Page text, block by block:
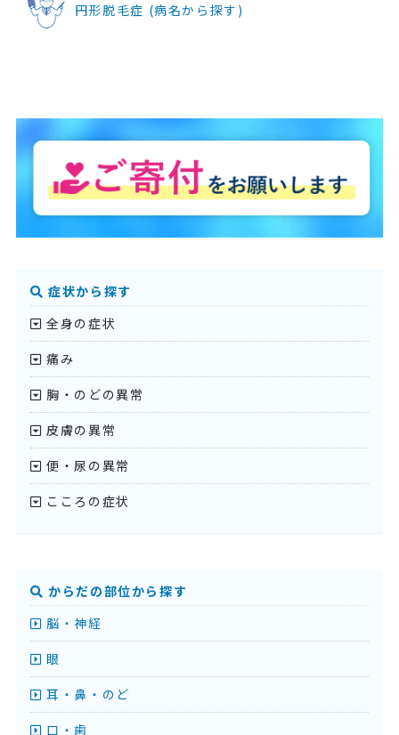
円形脱毛症 (病名から探す)
症状から探す
全身の症状
痛み
胸・のどの異常
皮膚の異常
便・尿の異常
こころの症状
からだの部位から探す
脳・神経
眼
耳・鼻・のど
口・歯